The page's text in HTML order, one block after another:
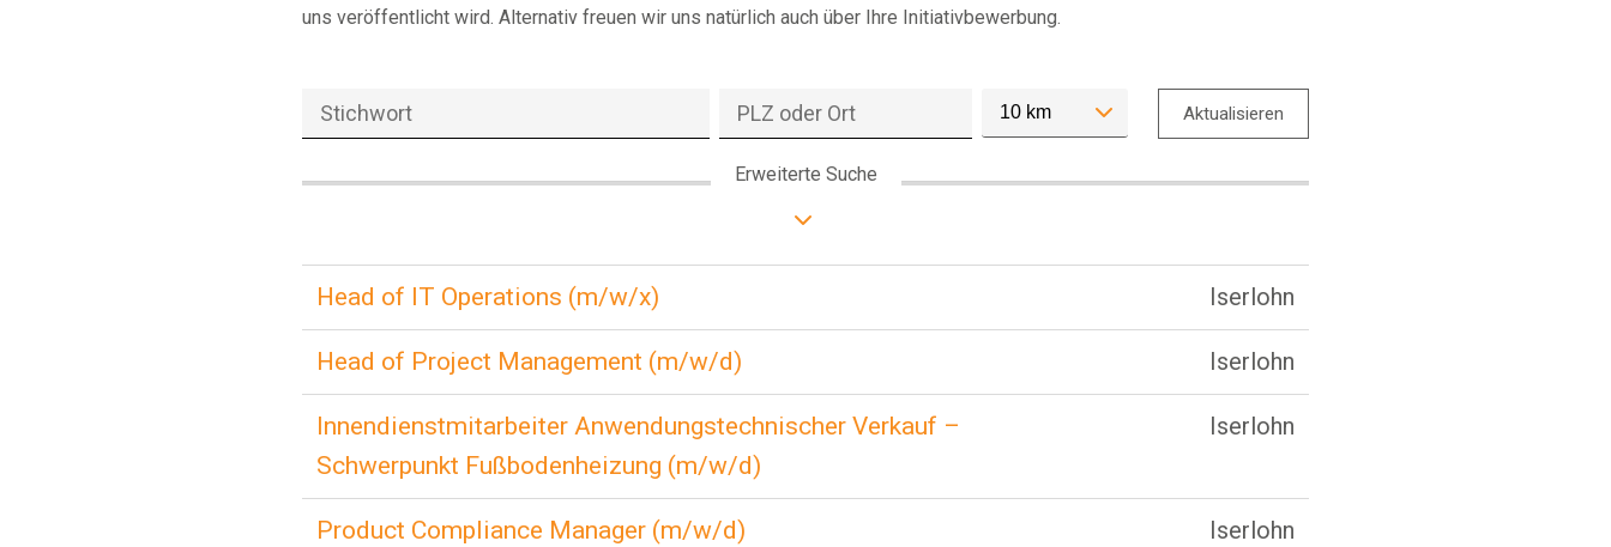
uns veröffentlicht wird. Alternativ freuen wir uns natürlich auch über Ihre Initiativbewerbung.
10 km Aktualisieren
Erweiterte Suche
Head of IT Operations (m/w/x) Iserlohn
Head of Project Management (m/w/d) Iserlohn
Innendienstmitarbeiter Anwendungstechnischer Verkauf –
Schwerpunkt Fußbodenheizung (m/w/d)
Iserlohn
Product Compliance Manager (m/w/d) Iserlohn